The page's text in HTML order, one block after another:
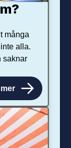
många
alla.
saknar